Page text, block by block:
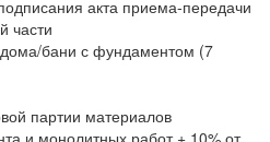
акта приема-передачи
части
бани с фундаментом (7
партии материалов